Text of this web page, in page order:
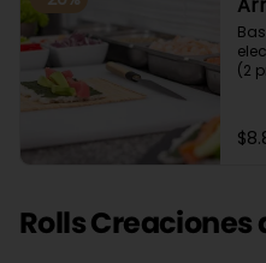
(2
Rolls Creaciones